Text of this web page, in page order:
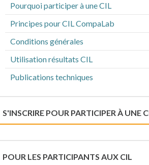
Pourquoi participer à une CIL
Principes pour CIL CompaLab
Conditions générales
Utilisation résultats CIL
Publications techniques
S'INSCRIRE POUR PARTICIPER À UNE
POUR LES PARTICIPANTS AUX CIL